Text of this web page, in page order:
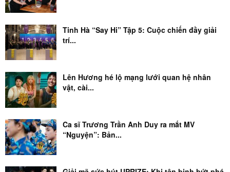
Tinh Hà “Say Hi” Tập 5: Cuộc chiến đầy giải
trí...
Lên Hương hé lộ mạng lưới quan hệ nhân
vật, cài...
Ca sĩ Trương Trần Anh Duy ra mắt MV
“Nguyện”: Bản...